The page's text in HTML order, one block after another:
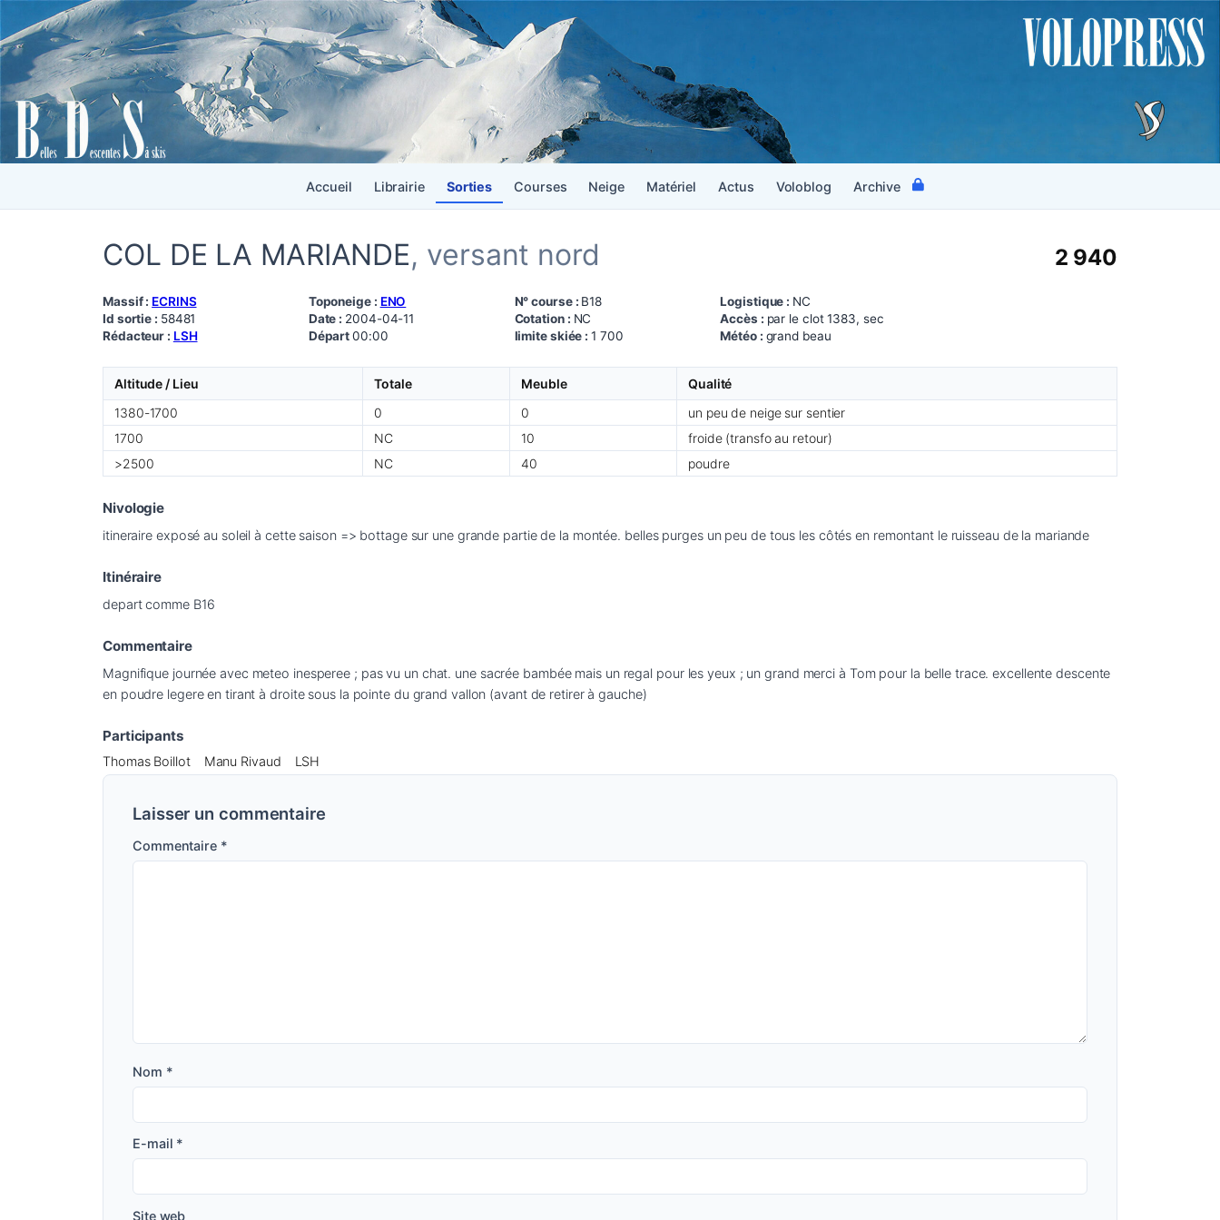
Accueil Librairie Sorties Courses Neige Matériel Actus Voloblog Archive
COL DE LA MARIANDE, versant nord 2 940
Massif : ECRINS
Id sortie : 58481
Rédacteur : LSH
Toponeige : ENO
Date : 2004-04-11
Départ00:00
N° course : B18
Cotation : NC
limite skiée :1 700
Logistique : NC
Accès : par le clot 1383, sec
Météo : grand beau
Altitude / Lieu Totale Meuble
Qualité
1380-1700
0 0
un peu de neige sur sentier
1700
NC 10
froide (transfo au retour)
>2500
NC 40 poudre
Nivologie
itineraire exposé au soleil à cette saison => bottage sur une grande partie de la montée. belles purges un peu de tous les côtés en remontant le ruisseau de la mariande
Itinéraire
depart comme B16
Commentaire
Magnifique journée avec meteo inesperee ; pas vu un chat. une sacrée bambée mais un regal pour les yeux ; un grand merci à Tom pour la belle trace. excellente descente
en poudre legere en tirant à droite sous la pointe du grand vallon (avant de retirer à gauche)
Participants
Thomas Boillot Manu Rivaud LSH
Laisser un commentaire
Commentaire *
Nom *
E-mail *
Site web